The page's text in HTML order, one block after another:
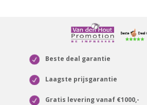
Beste deal garantie
Laagste prijsgarantie
Gratis levering vanaf €1000,-